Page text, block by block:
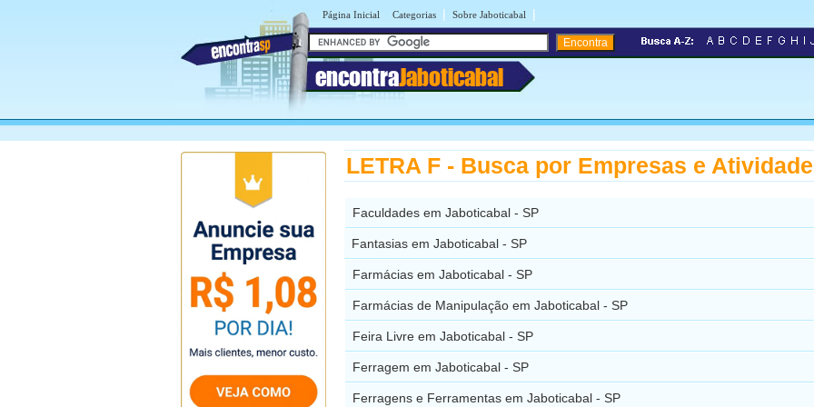
Página Inicial Categorias | Sobre Jaboticabal |
encontraJaboticabal
LETRA F - Busca por Empresas e
Faculdades em Jaboticabal - SP
Fantasias em Jaboticabal - SP
Farmácias em Jaboticabal - SP
Farmácias de Manipulação em Jaboticabal - SP
Feira Livre em Jaboticabal - SP
Ferragem em Jaboticabal - SP
Ferragens e Ferramentas em Jaboticabal - SP